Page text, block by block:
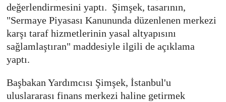
değerlendirmesini yaptı. Şimşek, tasarının,
"Sermaye Piyasası Kanununda düzenlenen merkezi
karşı taraf hizmetlerinin yasal altyapısını
sağlamlaştıran" maddesiyle ilgili de açıklama
yaptı.
Başbakan Yardımcısı Şimşek, İstanbul'u
uluslararası finans merkezi haline getirmek